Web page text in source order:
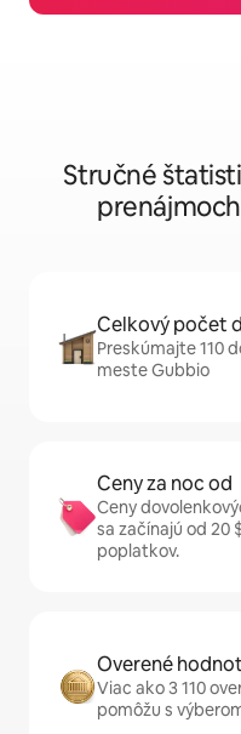
Stručné
Celkový počet
Preskúmajte 110
meste Gubbio
Ceny za noc od
Ceny
sa začínajú od 20
poplatkov.
Overené
Viac ako 3 110
pomôžu s